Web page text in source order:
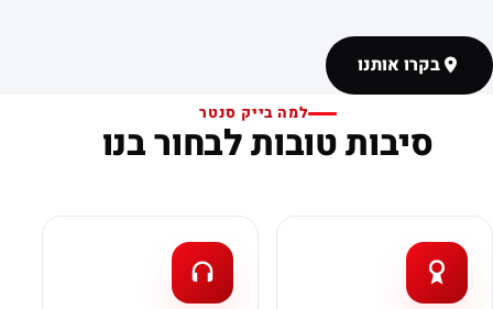
בקרו אותנו
למה בייק סנטר
סיבות טובות לבחור בנו